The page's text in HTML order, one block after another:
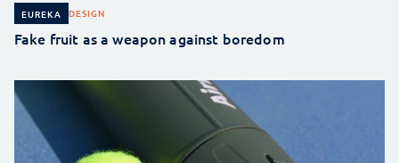
EUREKA DESIGN
Fake fruit as a weapon against boredom